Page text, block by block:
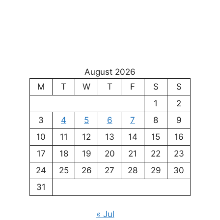
August 2026
M
T W T F S
S
1
2
3
4 5 6 7 8
9
10
11 12 13 14 15
16
17
18 19 20 21 22
23
24
25 26 27 28 29
30
31
« Jul